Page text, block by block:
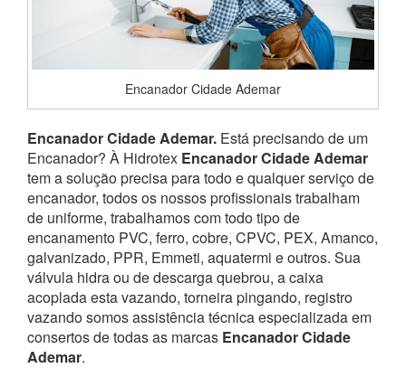
Encanador Cidade Ademar
Encanador Cidade Ademar. Está precisando de um
Encanador? À Hidrotex Encanador Cidade Ademar
tem a solução precisa para todo e qualquer serviço de
encanador, todos os nossos profissionais trabalham
de uniforme, trabalhamos com todo tipo de
encanamento PVC, ferro, cobre, CPVC, PEX, Amanco,
galvanizado, PPR, Emmeti, aquatermi e outros. Sua
válvula hidra ou de descarga quebrou, a caixa
acoplada esta vazando, torneira pingando, registro
vazando somos assistência técnica especializada em
consertos de todas as marcas Encanador Cidade
Ademar.